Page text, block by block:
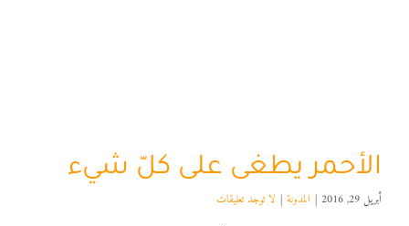
الأحمر يطغى على كلّ شيء
أبريل 29, 2016 | المدونة | لا توجد تعليقات